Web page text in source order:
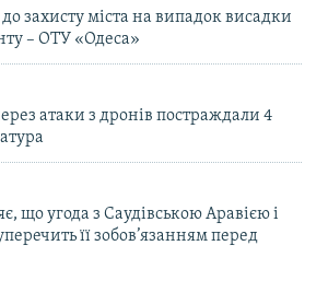
захисту міста на випадок висадки
– ОТУ «Одеса»
атаки з дронів постраждали 4
що угода з Саудівською Аравією і
її зобов’язанням перед